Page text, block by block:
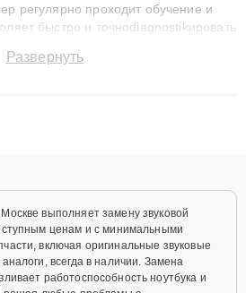
регулярно проходит обучение и
быстро и точноdiagnostikировать
сложные случаи: от замены
Развернуть
выполняет замену звуковой
ценам и с минимальными
включая оригинальные звуковые
всегда в наличии. Замена
работоспособность ноутбука и